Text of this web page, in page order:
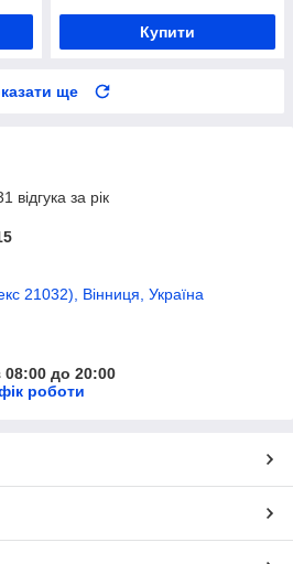
Купити
ще
відгука за рік
21032), Вінниця, Україна
08:00 до 20:00
роботи